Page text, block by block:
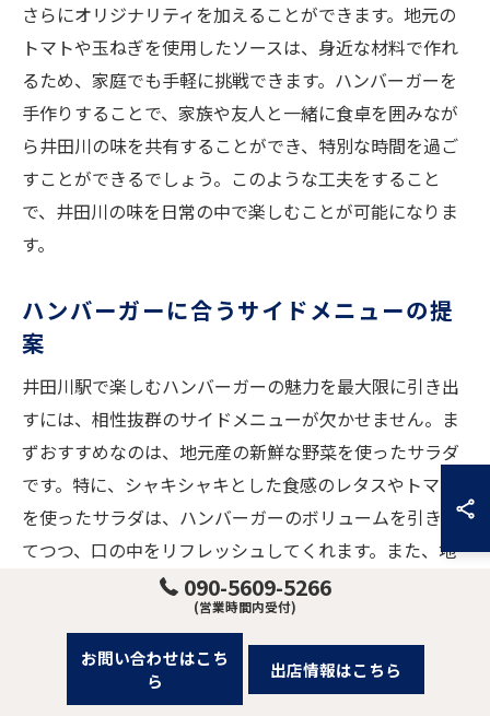
さらにオリジナリティを加えることができます。地元の
トマトや玉ねぎを使用したソースは、身近な材料で作れ
るため、家庭でも手軽に挑戦できます。ハンバーガーを
手作りすることで、家族や友人と一緒に食卓を囲みなが
ら井田川の味を共有することができ、特別な時間を過ご
すことができるでしょう。このような工夫をすること
で、井田川の味を日常の中で楽しむことが可能になりま
す。
ハンバーガーに合うサイドメニューの提
案
井田川駅で楽しむハンバーガーの魅力を最大限に引き出
すには、相性抜群のサイドメニューが欠かせません。ま
ずおすすめなのは、地元産の新鮮な野菜を使ったサラダ
です。特に、シャキシャキとした食感のレタスやトマト
を使ったサラダは、ハンバーガーのボリュームを引き立
てつつ、口の中をリフレッシュしてくれます。また、地
元の素材を取り入れたフライドポテトも外せません。井
田川の特産品であるじゃがいもを使ったフライドポテト
は、外はカリッと、中はホクホクで、ハンバーガーとの
相性は抜群です。他にも地元の豆腐を使った手作り豆腐
090-5609-5266
(営業時間内受付)
お問い合わせはこち
ら
出店情報はこちら